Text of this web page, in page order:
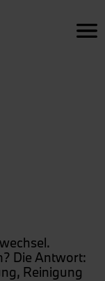
Die Antwort:
Reinigung